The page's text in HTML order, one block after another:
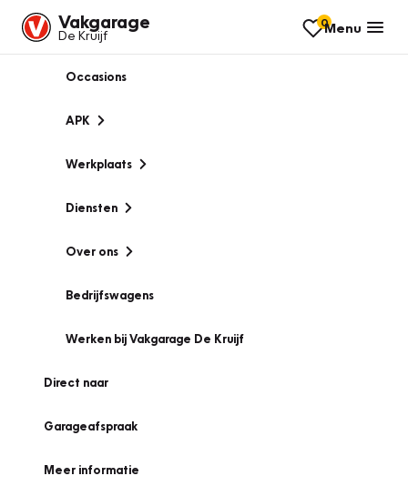
Vakgarage
De Kruijf
0Menu
Occasions
APK
Werkplaats
Diensten
Over ons
Bedrijfswagens
Werken bij Vakgarage De Kruijf
Direct naar
Garageafspraak
Meer informatie